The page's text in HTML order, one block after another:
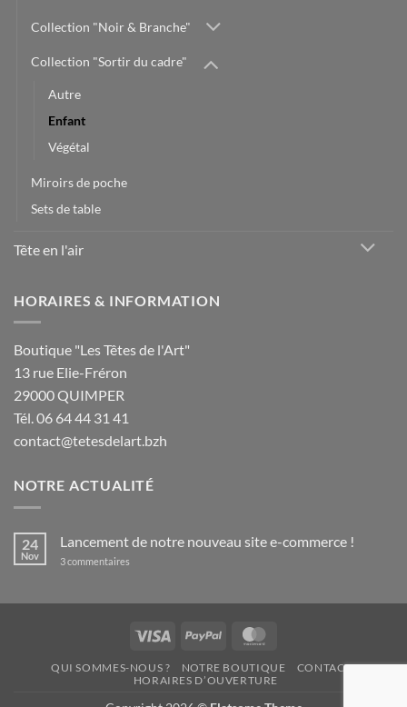
Collection "Noir & Branche"
Collection "Sortir du cadre"
Autre
Enfant
Végétal
Miroirs de poche
Sets de table
Tête en l'air
HORAIRES & INFORMATION
Boutique "Les Têtes de l'Art"
13 rue Elie-Fréron
29000 QUIMPER
Tél. 06 64 44 31 41
contact@tetesdelart.bzh
NOTRE ACTUALITÉ
24
Nov
Lancement de notre nouveau site e-commerce !
3 commentaires
nouveau
e-
commerce
Visa PayPal
QUI SOMMES-NOUS ? NOTRE BOUTIQUE
CONTACT
HORAIRES D’OUVERTURE